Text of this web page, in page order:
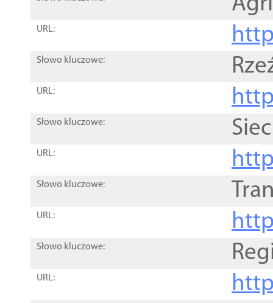
URL:
Słowo kluczowe:
URL:
Słowo kluczowe:
URL:
Słowo kluczowe:
URL:
Słowo kluczowe:
URL: